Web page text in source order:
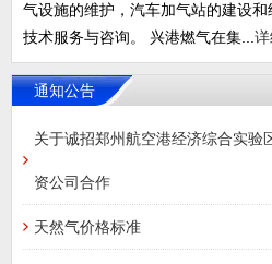
气设施的维护，汽车加气站的建设
技术服务与咨询。 兴港燃气在集...
通知公告
关于诚招郑州航空港经济综合实验
资公司合作
天然气价格标准